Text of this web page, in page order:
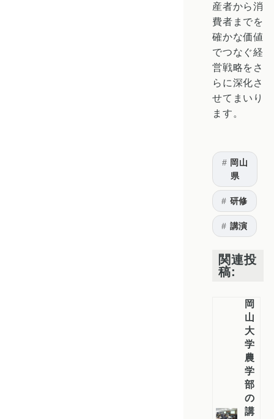
産者から消
費者までを
確かな価値
でつなぐ経
営戦略をさ
らに深化さ
せてまいり
ます。
岡山
県
研修
講演
関連投
稿:
岡
山
大
学
農
学
部
の
講